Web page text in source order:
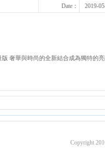
Date： 2019-
版 奢華與時尚的全新結合成為獨特的
Copyright